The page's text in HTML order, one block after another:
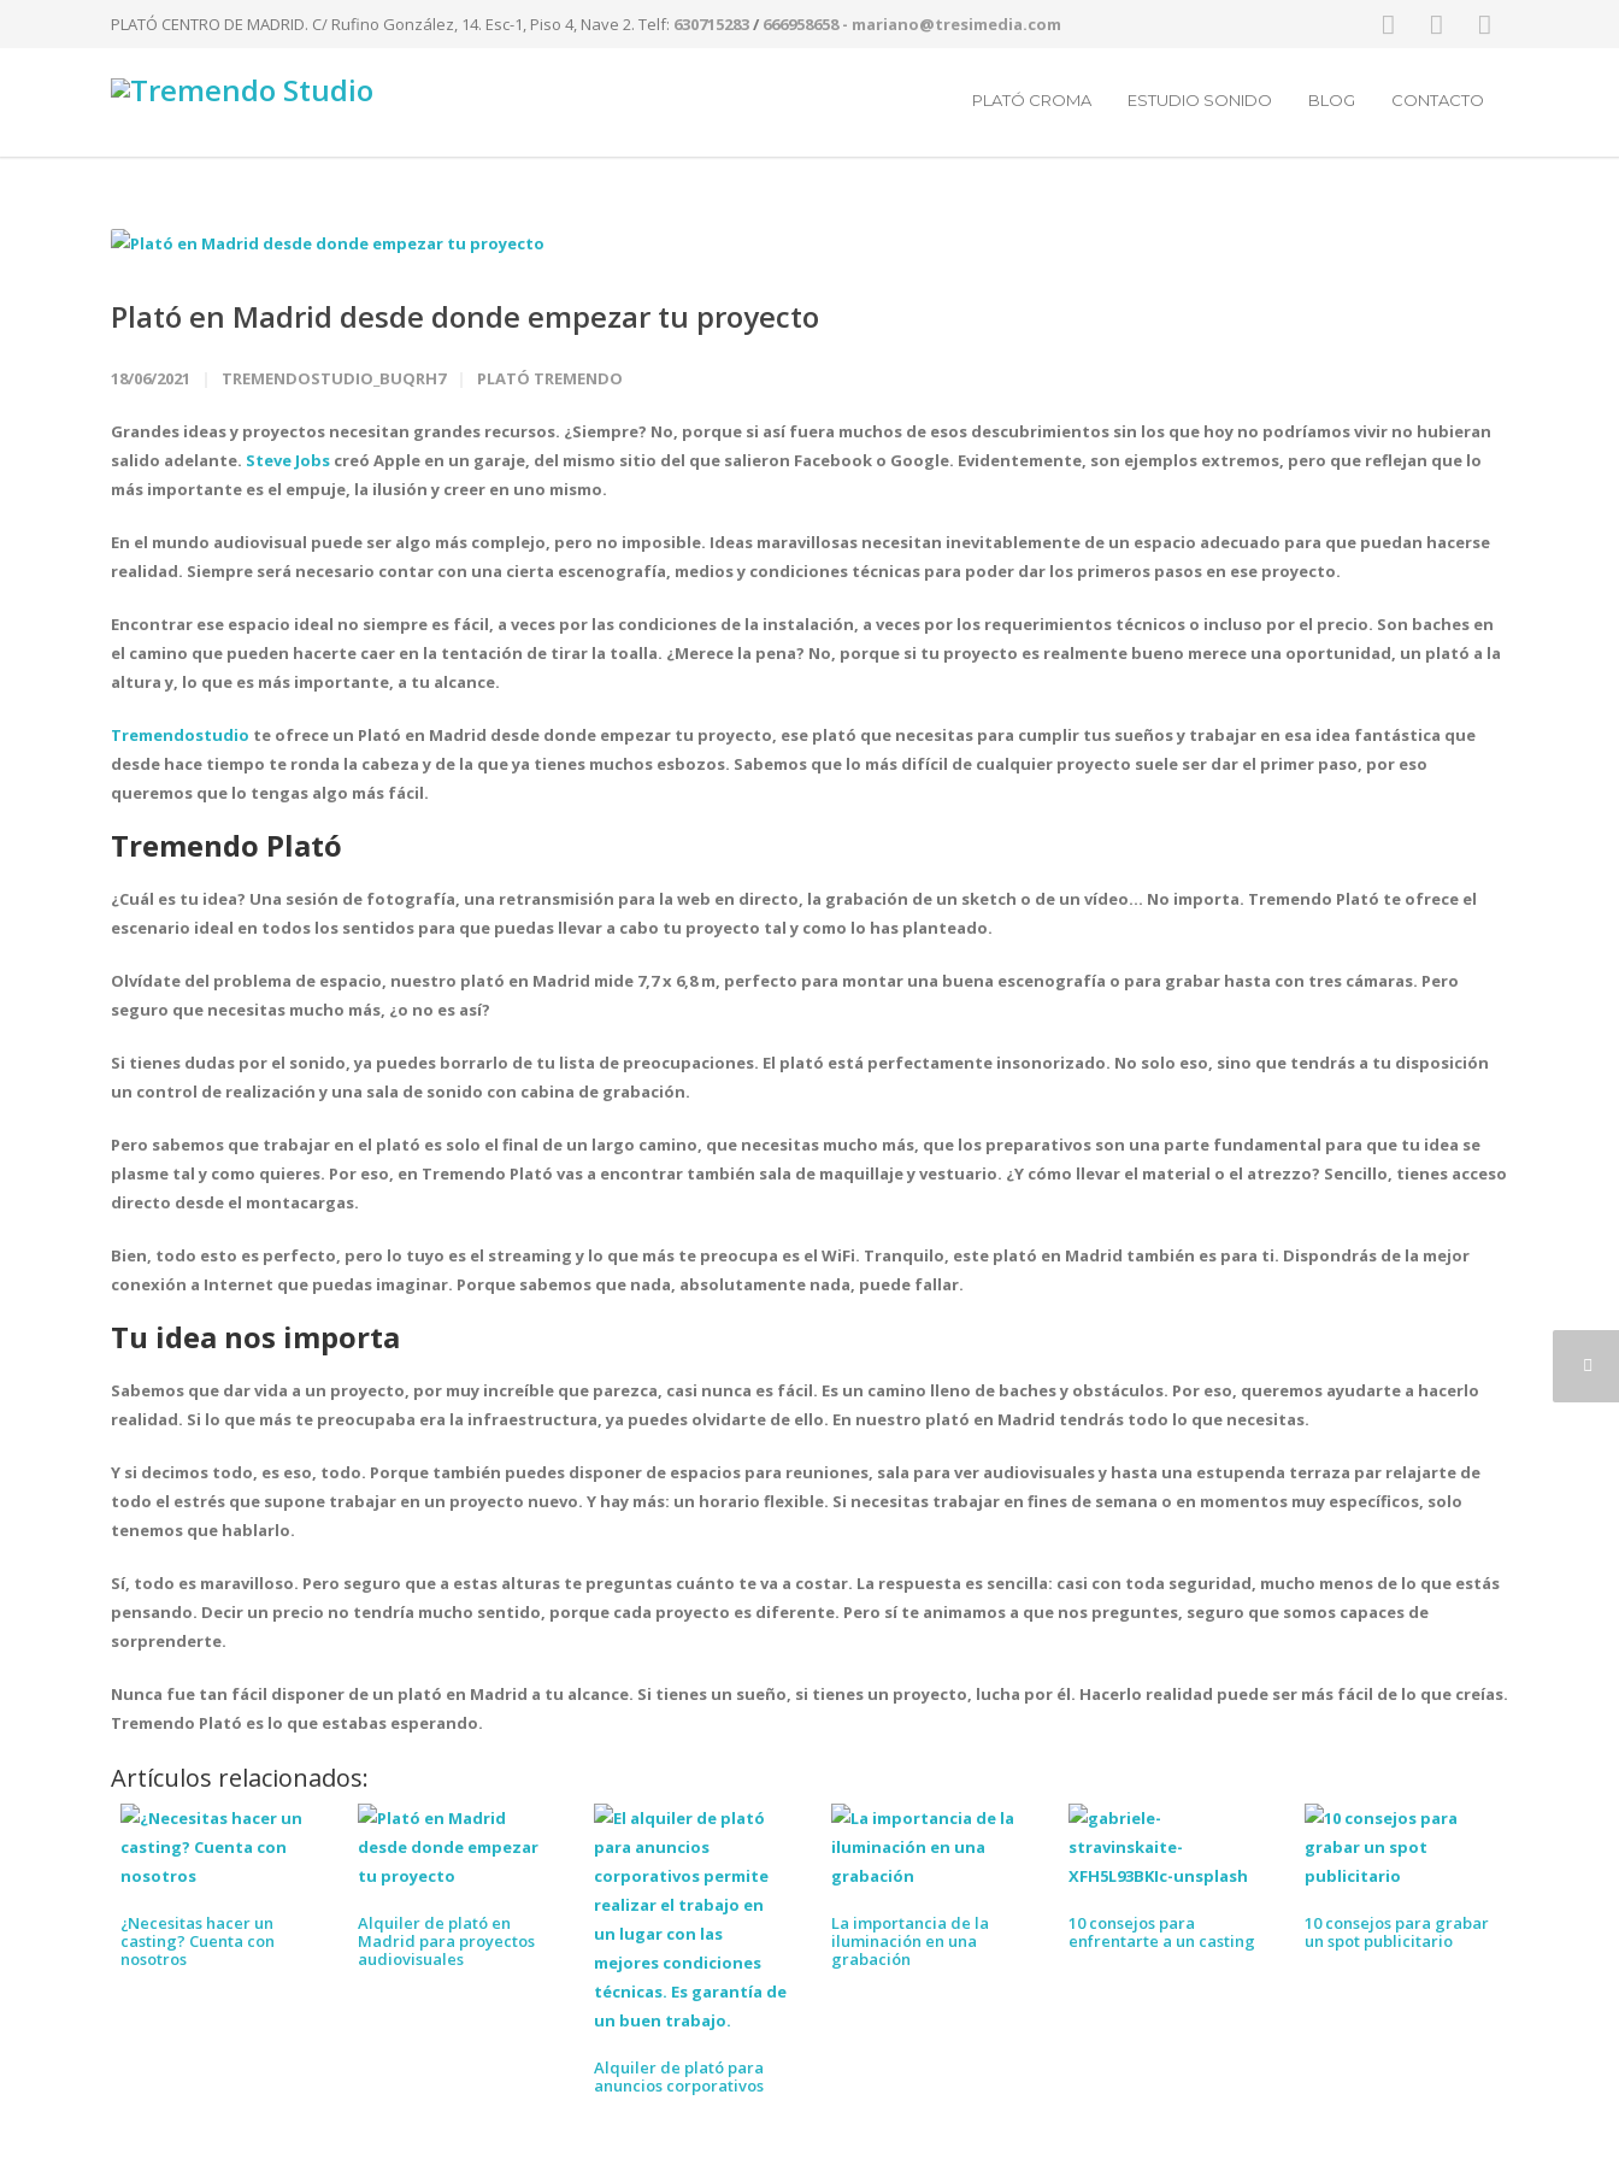
PLATÓ CENTRO DE MADRID. C/ Rufino González, 14. Esc-1, Piso 4, Nave 2. Telf: 630715283/ 666958658 - mariano@tresimedia.com
PLATÓ CROMA ESTUDIO SONIDO BLOG CONTACTO
Plató en Madrid desde donde empezar tu proyecto
18/06/2021 TREMENDOSTUDIO_BUQRH7 PLATÓ TREMENDO
Grandes ideas y proyectos necesitan grandes recursos. ¿Siempre? No, porque si así fuera muchos de esos descubrimientos sin los que hoy no podríamos vivir no hubieran
salido adelante. Steve Jobs creó Apple en un garaje, del mismo sitio del que salieron Facebook o Google. Evidentemente, son ejemplos extremos, pero que reflejan que lo
más importante es el empuje, la ilusión y creer en uno mismo.
En el mundo audiovisual puede ser algo más complejo, pero no imposible. Ideas maravillosas necesitan inevitablemente de un espacio adecuado para que puedan hacerse
realidad. Siempre será necesario contar con una cierta escenografía, medios y condiciones técnicas para poder dar los primeros pasos en ese proyecto.
Encontrar ese espacio ideal no siempre es fácil, a veces por las condiciones de la instalación, a veces por los requerimientos técnicos o incluso por el precio. Son baches en
el camino que pueden hacerte caer en la tentación de tirar la toalla. ¿Merece la pena? No, porque si tu proyecto es realmente bueno merece una oportunidad, un plató a la
altura y, lo que es más importante, a tu alcance.
Tremendostudio te ofrece un Plató en Madrid desde donde empezar tu proyecto, ese plató que necesitas para cumplir tus sueñosy trabajar en esa idea fantástica que
desde hace tiempo te ronda la cabeza y de la que ya tienes muchos esbozos. Sabemos que lo más difícil de cualquier proyecto suele ser dar el primer paso, por eso
queremos que lo tengas algo más fácil.
Tremendo Plató
¿Cuál es tu idea? Una sesión de fotografía, una retransmisión para la web en directo, la grabación de un sketch o de un vídeo… No importa. Tremendo Plató te ofrece el
escenario ideal en todos los sentidos para que puedas llevar a cabo tu proyecto tal y como lo has planteado.
Olvídate del problema de espacio, nuestro plató en Madrid mide 7,7 x 6,8 m, perfecto para montar una buena escenografía o para grabar hasta con tres cámaras. Pero
seguro que necesitas mucho más, ¿o no es así?
Si tienes dudas por el sonido, ya puedes borrarlo de tu lista de preocupaciones. El plató está perfectamente insonorizado. No solo eso, sino que tendrás a tu disposición
un control de realización y una sala de sonido con cabina de grabación.
Pero sabemos que trabajar en el plató es solo el final de un largo camino, que necesitas mucho más, que los preparativos son una parte fundamental para que tu idea se
plasme tal y como quieres. Por eso, en Tremendo Plató vas a encontrar también sala de maquillaje y vestuario. ¿Y cómo llevar el material o el atrezzo? Sencillo, tienes acceso
directo desde el montacargas.
Bien, todo esto es perfecto, pero lo tuyo es el streaming y lo que más te preocupa es el WiFi. Tranquilo, este plató en Madrid también es para ti. Dispondrás de la mejor
conexión a Internet que puedas imaginar. Porque sabemos que nada, absolutamente nada, puede fallar.
Tu idea nos importa
Sabemos que dar vida a un proyecto, por muy increíble que parezca, casi nunca es fácil. Es un camino lleno de baches y obstáculos. Por eso, queremos ayudarte a hacerlo
realidad. Si lo que más te preocupaba era la infraestructura, ya puedes olvidarte de ello. En nuestro plató en Madrid tendrás todo lo que necesitas.
Y si decimos todo, es eso, todo. Porque también puedes disponer de espacios para reuniones, sala para ver audiovisualesy hasta una estupenda terraza par relajarte de
todo el estrés que supone trabajar en un proyecto nuevo. Y hay más: un horario flexible. Si necesitas trabajar en fines de semana o en momentos muy específicos, solo
tenemos que hablarlo.
Sí, todo es maravilloso. Pero seguro que a estas alturas te preguntas cuánto te va a costar. La respuesta es sencilla: casi con toda seguridad, mucho menos de lo que estás
pensando. Decir un precio no tendría mucho sentido, porque cada proyecto es diferente. Pero sí te animamos a que nos preguntes, seguro que somos capaces de
sorprenderte.
Nunca fue tan fácil disponer de un plató en Madrid a tu alcance. Si tienes un sueño, si tienes un proyecto, lucha por él. Hacerlo realidad puede ser más fácil de lo que creías.
Tremendo Plató es lo que estabas esperando.
Artículos relacionados:
¿Necesitas hacer un
casting? Cuenta con
nosotros
Alquiler de plató en
Madrid para proyectos
audiovisuales
Alquiler de plató para
anuncios corporativos
La importancia de la
iluminación en una
grabación
10 consejos para
enfrentarte a un casting
10 consejos para grabar
un spot publicitario